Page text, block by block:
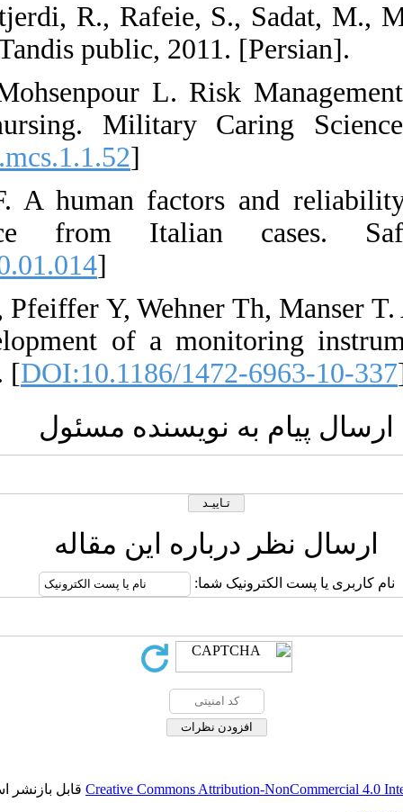
39. Heydarpour,
to Clinical
40. Jafari
quality
41. Verbano C,
management:
42. Briner M,
risk
Research. 2010;